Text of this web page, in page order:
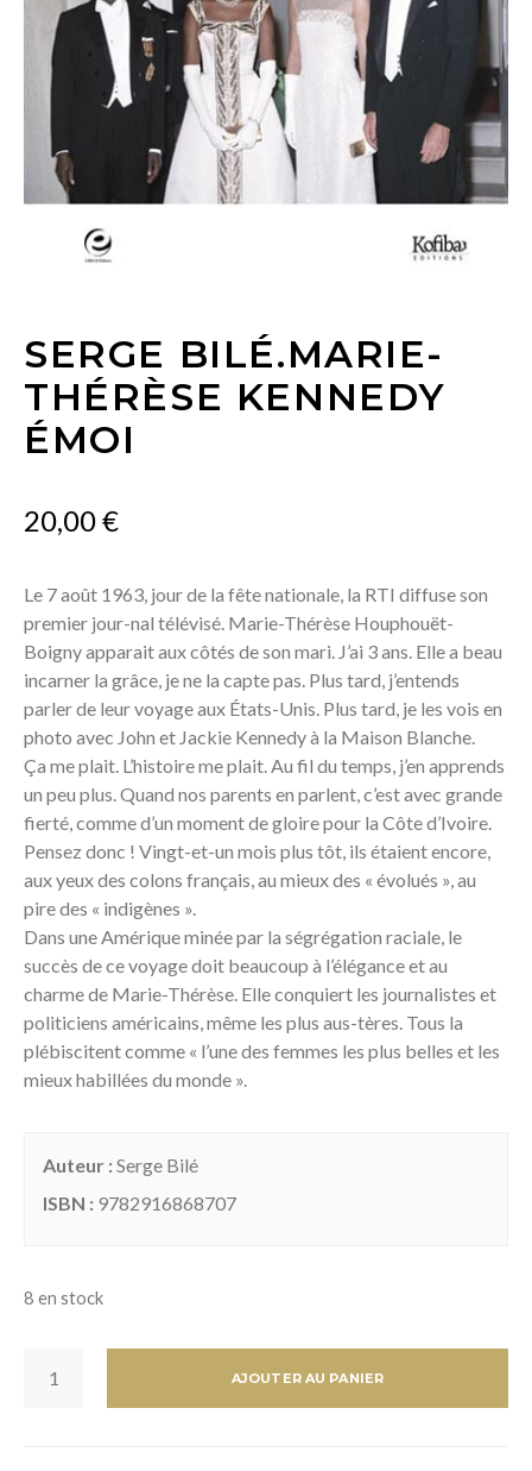
SERGE BILÉ.MARIE-
THÉRÈSE KENNEDY
ÉMOI
20,00€
Le 7 août 1963, jour de la fête nationale, la RTI diffuse son
premier jour-nal télévisé. Marie-Thérèse Houphouët-
Boigny apparait aux côtés de son mari. J’ai 3 ans. Elle a beau
incarner la grâce, je ne la capte pas. Plus tard, j’entends
parler de leur voyage aux États-Unis. Plus tard, je les vois en
photo avec John et Jackie Kennedy à la Maison Blanche.
Ça me plait. L’histoire me plait. Au fil du temps, j’en apprends
un peu plus. Quand nos parents en parlent, c’est avec grande
fierté, comme d’un moment de gloire pour la Côte d’Ivoire.
Pensez donc ! Vingt-et-un mois plus tôt, ils étaient encore,
aux yeux des colons français, au mieux des « évolués », au
pire des « indigènes ».
Dans une Amérique minée par la ségrégation raciale, le
succès de ce voyage doit beaucoup à l’élégance et au
charme de Marie-Thérèse. Elle conquiert les journalistes et
politiciens américains, même les plus aus-tères. Tous la
plébiscitent comme « l’une des femmes les plus belles et les
mieux habillées du monde ».
Auteur :Serge Bilé
ISBN : 9782916868707
8 en stock
AJOUTER AU PANIER